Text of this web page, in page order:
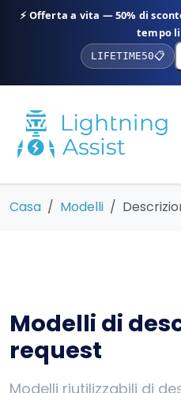
⚡ Offerta a vita — 50% di
tempo
LIFETIME50📋
Casa Modelli
Modelli di
request
Modelli riutilizzabili di